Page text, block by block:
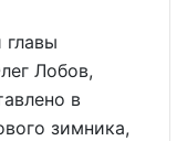
Лобов,
в
зимника,